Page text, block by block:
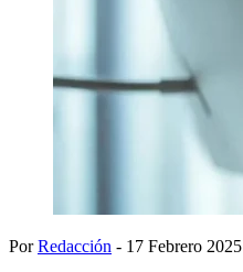
PorRedacción - 17 Febrero 2025